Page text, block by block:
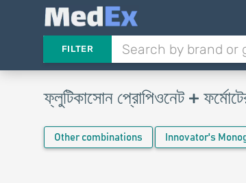
FILTER
ফ্লুটিকাসোন প্রোপিওনেট +
Other combinations Innovator's